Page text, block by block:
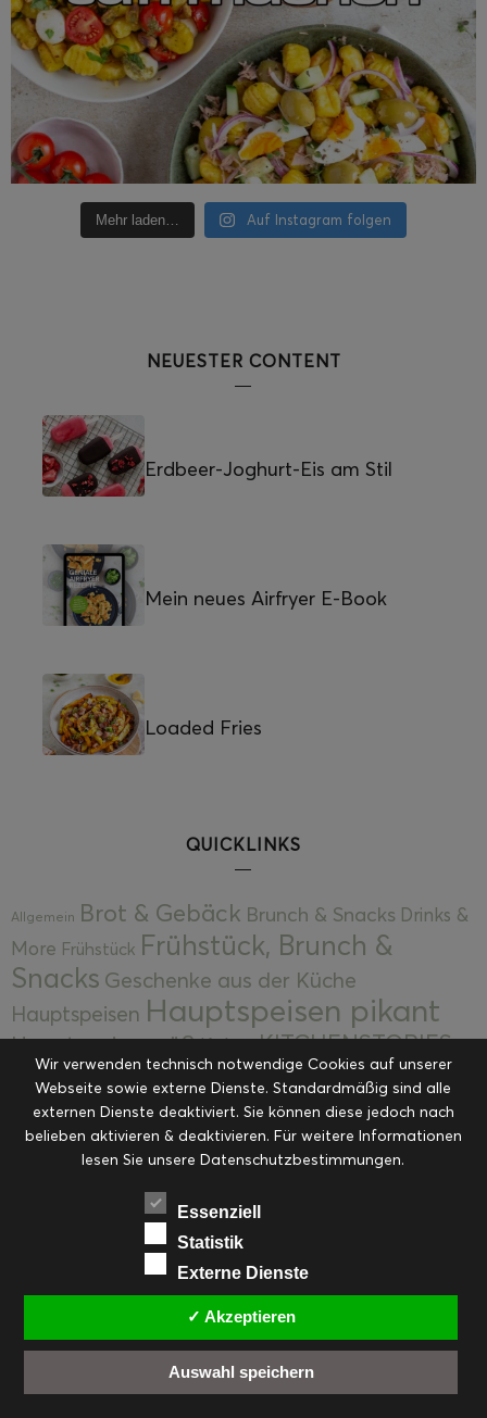
Mehr laden… Auf Instagram folgen
NEUESTER CONTENT
Erdbeer-Joghurt-Eis am Stil
Mein neues Airfryer E-Book
Loaded Fries
QUICKLINKS
Allgemein Brot & Gebäck Brunch & Snacks Drinks &
More Frühstück Frühstück, Brunch &
Snacks Geschenke aus der Küche
Hauptspeisen Hauptspeisen pikant
Hauptspeisen süßKekseKITCHENSTORIES
Kuchen, Torten & Desserts Kuchen und
Desserts Kulinarik Kulinarische Mitbringsel &
Eingemachtes Ohne Kategorie Ostern Resteküche
RezepteSaisonalSliderStartseite
Suppen, Salate & Vorspeisen
Vorspeisen, Salate & Suppen
Weihnachten Workshops & Events
FACEBOOK PINTEREST
EMAIL
Wir verwenden technisch notwendige Cookies auf unserer
Webseite sowie externe Dienste. Standardmäßig sind alle
externen Dienste deaktiviert. Sie können diese jedoch nach
belieben aktivieren & deaktivieren. Für weitere Informationen
lesen Sie unsere Datenschutzbestimmungen.
Essenziell
Statistik
Externe Dienste
✓ Akzeptieren
Auswahl speichern